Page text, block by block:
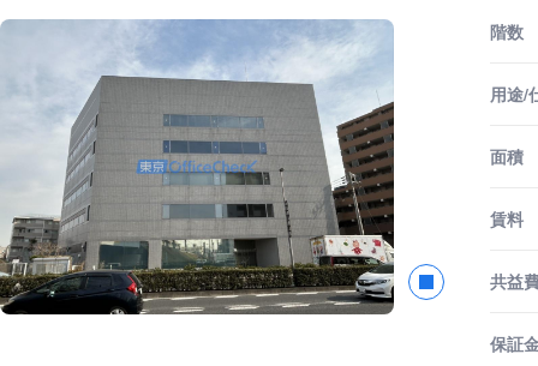
階数
用途/
面積
賃料
共益
保証